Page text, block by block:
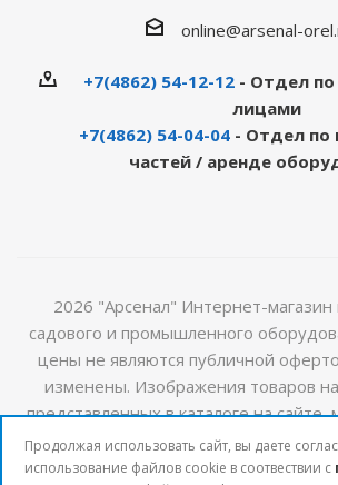
online@arsenal-
+7(4862) 54-12-12- Отдел по
лицами
+7(4862) 54-04-04 - Отдел по
частей / аренде
2026 "Арсенал" Интернет-магазин
садового и промышленного
цены не являются публичной
изменены. Изображения товаров
представленных в каталоге на сайте,
от оригиналов. Актуальную
наличии товаров можно получить у
Продолжая использовать сайт, вы даете
использование файлов cookie в соотвествии с